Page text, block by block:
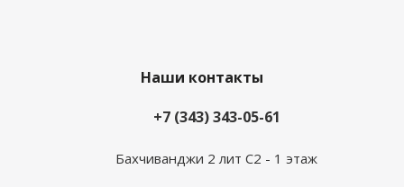
Наши контакты
+7 (343) 343-05-61
Бахчиванджи 2 лит С2 - 1 этаж